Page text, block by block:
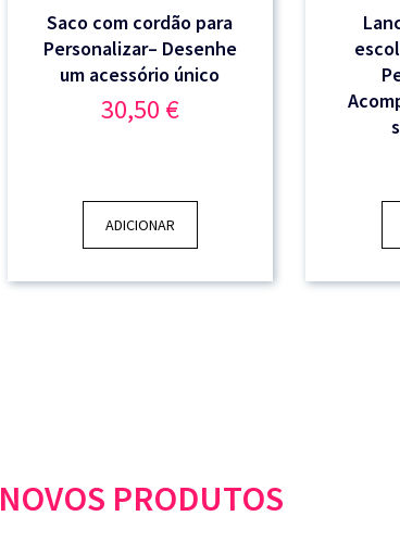
Saco com cordão para
Personalizar– Desenhe
um acessório único
30,50 €
ADICIONAR
NOVOS PRODUTOS